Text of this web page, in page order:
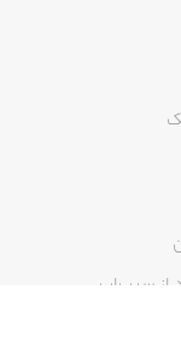
از سیب‌اپ